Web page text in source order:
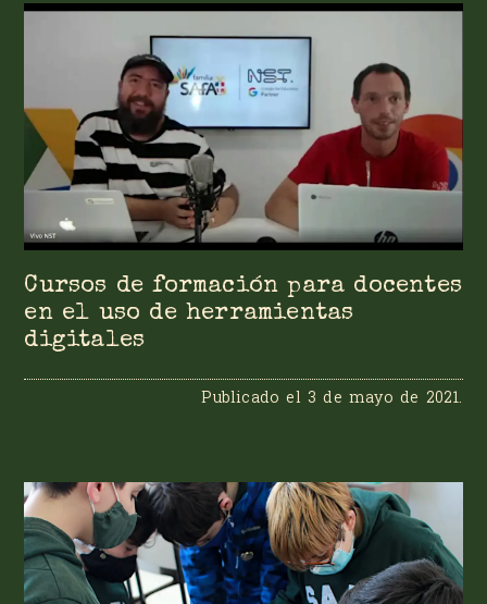
Cursos de formación para docentes
en el uso de herramientas
digitales
Publicado el 3 de mayo de 2021.